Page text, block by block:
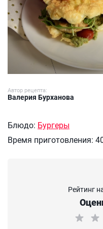
Автор рецепта:
Валерия Бурханова
Блюдо: Бургеры
Время приготовления:
Рейтинг